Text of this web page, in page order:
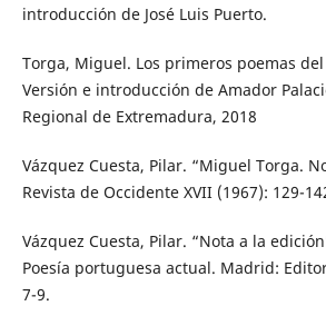
introducción de José Luis Puerto.
Torga, Miguel. Los primeros poemas
Versión e introducción de Amador
Regional de Extremadura, 2018
Vázquez Cuesta, Pilar. “Miguel Torga.
Revista de Occidente XVII (1967): 129-
Vázquez Cuesta, Pilar. “Nota a la
Poesía portuguesa actual. Madrid:
7-9.